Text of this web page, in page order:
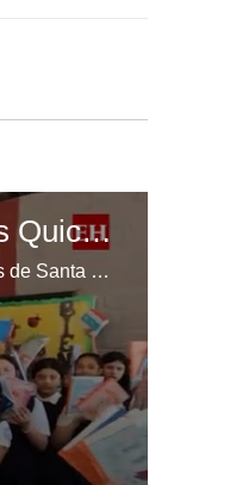
Escuela Enciende una Luz recibe cuadernos Quick, gracias a la Maratón del Saber
Los niños de la escuela Enciende una Luz, ubicada en la colonia Altos de Santa Rosa, al sur de Tegucigalpa, recibieron cuadernos Quick como parte de la Campaña Maratón del Saber.